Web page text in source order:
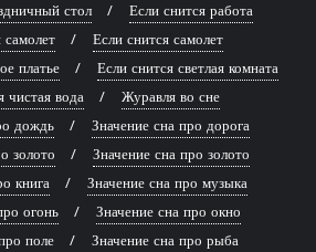
стол
Если снится работа
самолет
Если снится самолет
платье
Если снится светлая комната
чистая вода
Журавля во сне
дождь
Значение сна про дорога
золото
Значение сна про золото
книга
Значение сна про музыка
огонь
Значение сна про окно
поле
Значение сна про рыба